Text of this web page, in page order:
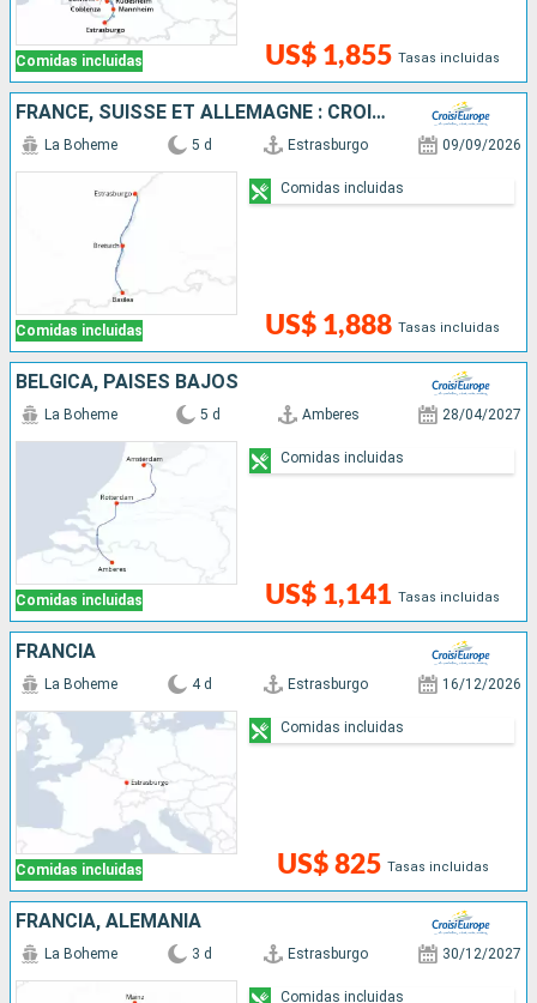
Comidas incluidas US$ 1,855 Tasas incluidas
FRANCE, SUISSE ET ALLEMAGNE : CROISIÈRE SUR LE RHIN VERS LA RÉGION DES 3 PAYS ET VOYAGE À BORD DU TRAIN "GLACIER EXPRESS"
Comidas incluidas
La Boheme 5 d Estrasburgo 09/09/2026
US$ 1,888 Tasas incluidas
Comidas incluidas
BÉLGICA, PAISES BAJOS
Comidas incluidas
La Boheme 5 d Amberes 28/04/2027
US$ 1,141 Tasas incluidas
Comidas incluidas
FRANCIA
Comidas incluidas
La Boheme 4 d Estrasburgo 16/12/2026
US$ 825 Tasas incluidas
Comidas incluidas
FRANCIA, ALEMANIA
La Boheme 3 d Estrasburgo 30/12/2027
Comidas incluidas